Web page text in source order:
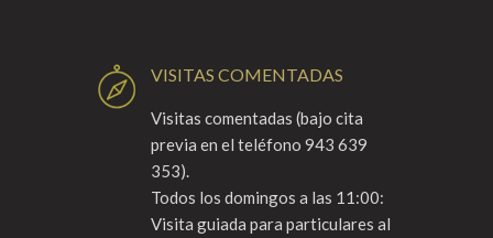
VISITAS COMENTADAS
Visitas comentadas (bajo cita
previa en el teléfono 943 639
353).
Todos los domingos a las 11:00:
Visita guiada para particulares al